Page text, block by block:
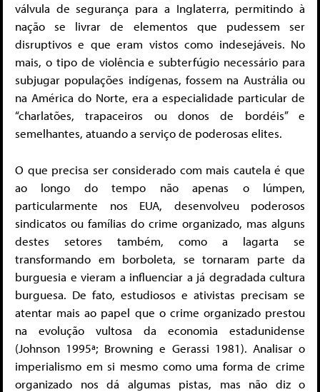
válvula de segurança para a Inglaterra, permitindo à
nação se livrar de elementos que pudessem ser
disruptivos e que eram vistos como indesejáveis. No
mais, o tipo de violência e subterfúgio necessário para
subjugar populações indígenas, fossem na Austrália ou
na América do Norte, era a especialidade particular de
“charlatões, trapaceiros ou donos de bordéis” e
semelhantes, atuando a serviço de poderosas elites.
O que precisa ser considerado com mais cautela é que
ao longo do tempo não apenas o lúmpen,
particularmente nos EUA, desenvolveu poderosos
sindicatos ou famílias do crime organizado, mas alguns
destes setores também, como a lagarta se
transformando em borboleta, se tornaram parte da
burguesia e vieram a influenciar a já degradada cultura
burguesa. De fato, estudiosos e ativistas precisam se
atentar mais ao papel que o crime organizado prestou
na evolução vultosa da economia estadunidense
(Johnson 1995ª; Browning e Gerassi 1981). Analisar o
imperialismo em si mesmo como uma forma de crime
organizado nos dá algumas pistas, mas não diz o